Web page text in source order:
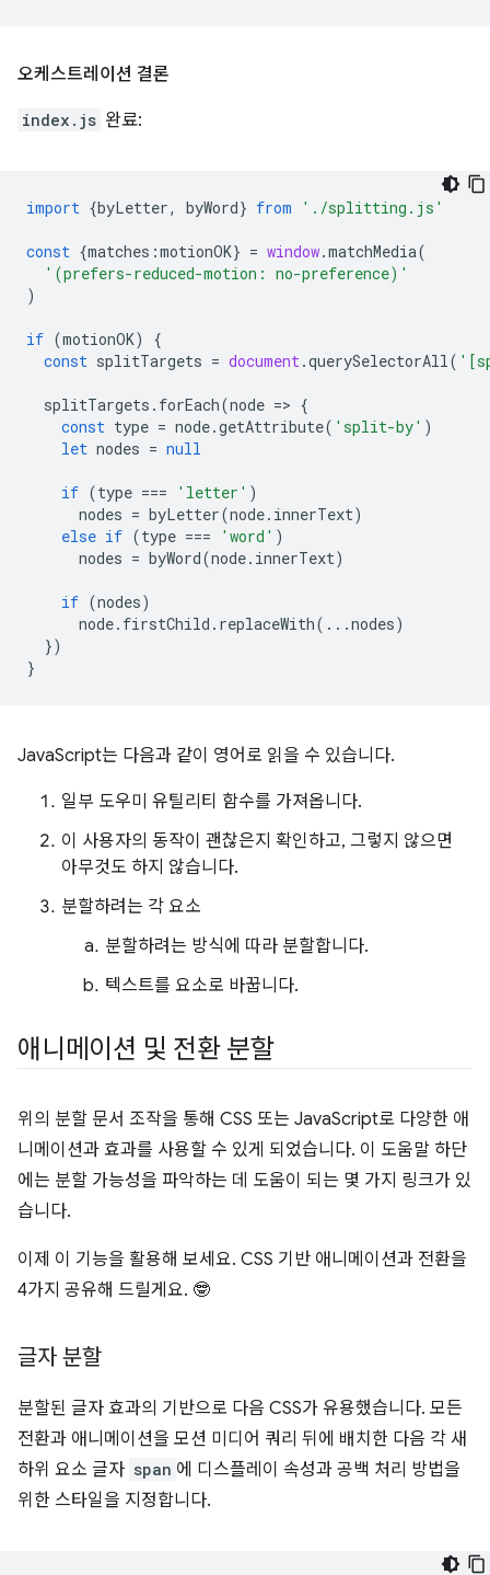
오케스트레이션 결론
index.js 완료:
import {byLetter, byWord} from './splitting.js'
const {matches :motionOK} = window.matchMedia(
'(prefers-reduced-motion: no-preference)'
)
if (motionOK)
{
const splitTargets = document.querySelectorAll(
splitTargets . forEach(node => {
const type = node.getAttribute( 'split-by' )
let nodes = null
if (type === 'letter' )
nodes = byLetter(node. innerText)
else if (type === 'word' )
nodes = byWord(node. innerText)
if (nodes)
node. firstChild . replaceWith(...nodes)
})
}
JavaScript는 다음과 같이 영어로 읽을 수 있습니다.
일부 도우미 유틸리티 함수를 가져옵니다.
이 사용자의 동작이 괜찮은지 확인하고, 그렇지 않으면
아무것도 하지 않습니다.
분할하려는 각 요소
분할하려는 방식에 따라 분할합니다.
텍스트를 요소로 바꿉니다.
애니메이션 및 전환 분할
위의 분할 문서 조작을 통해 CSS 또는 JavaScript로 다양한 애
니메이션과 효과를 사용할 수 있게 되었습니다. 이 도움말 하단
에는 분할 가능성을 파악하는 데 도움이 되는 몇 가지 링크가 있
습니다.
이제 이 기능을 활용해 보세요. CSS 기반 애니메이션과 전환을
4가지 공유해 드릴게요. 🤓
글자 분할
분할된 글자 효과의 기반으로 다음 CSS가 유용했습니다. 모든
전환과 애니메이션을 모션 미디어 쿼리 뒤에 배치한 다음 각 새
하위 요소 글자 span 에 디스플레이 속성과 공백 처리 방법을
위한 스타일을 지정합니다.